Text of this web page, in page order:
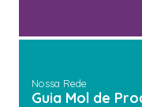
Nossa Rede
Guia Mol de